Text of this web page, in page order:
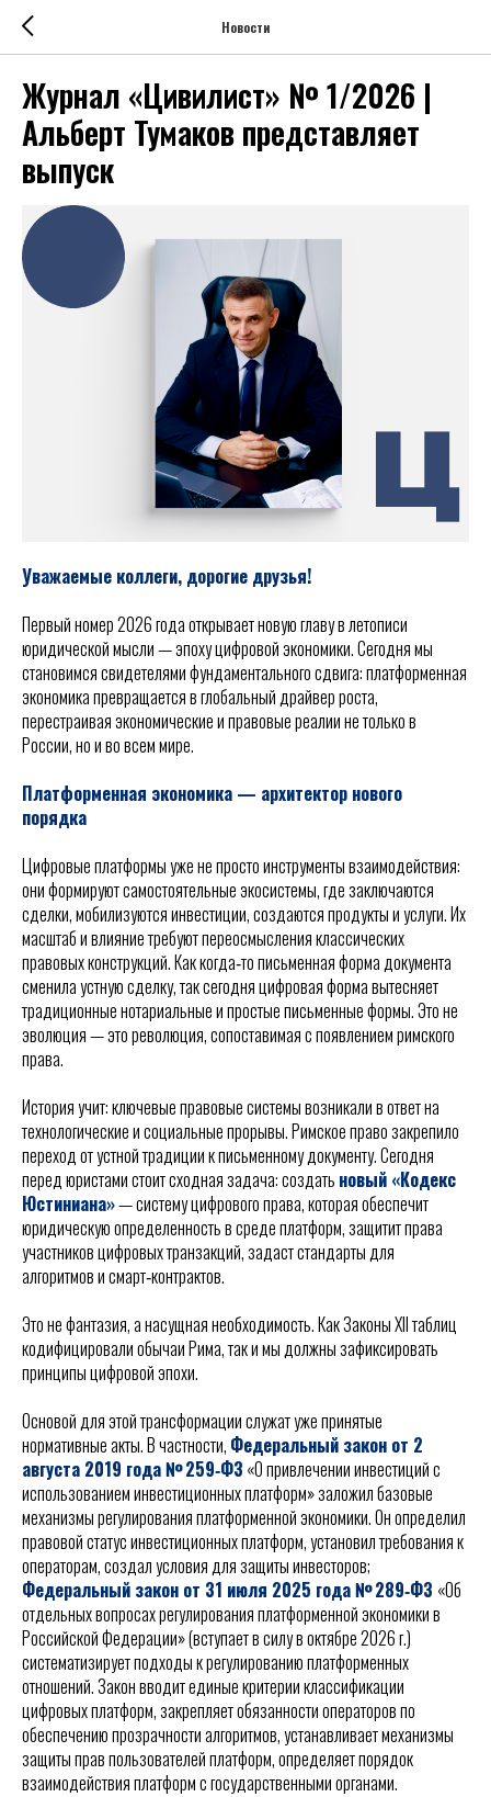
Новости
Журнал «Цивилист» № 1/2026 |
Альберт Тумаков представляет
выпуск
Уважаемые коллеги, дорогие друзья!
Первый номер 2026 года открывает новую главу в летописи
юридической мысли — эпоху цифровой экономики. Сегодня мы
становимся свидетелями фундаментального сдвига: платформенная
экономика превращается в глобальный драйвер роста,
перестраивая экономические и правовые реалии не только в
России, но и во всем мире.
Платформенная экономика — архитектор нового
порядка
Цифровые платформы уже не просто инструменты взаимодействия:
они формируют самостоятельные экосистемы, где заключаются
сделки, мобилизуются инвестиции, создаются продукты и услуги. Их
масштаб и влияние требуют переосмысления классических
правовых конструкций. Как когда‑то письменная форма документа
сменила устную сделку, так сегодня цифровая форма вытесняет
традиционные нотариальные и простые письменные формы. Это не
эволюция — это революция, сопоставимая с появлением римского
права.
История учит: ключевые правовые системы возникали в ответ на
технологические и социальные прорывы. Римское право закрепило
переход от устной традиции к письменному документу. Сегодня
перед юристами стоит сходная задача: создать новый «Кодекс
Юстиниана»— систему цифрового права, которая обеспечит
юридическую определенность в среде платформ, защитит права
участников цифровых транзакций, задаст стандарты для
алгоритмов и смарт‑контрактов.
Это не фантазия, а насущная необходимость. Как Законы XII таблиц
кодифицировали обычаи Рима, так и мы должны зафиксировать
принципы цифровой эпохи.
Основой для этой трансформации служат уже принятые
нормативные акты. В частности, Федеральный закон от 2
августа 2019 года № 259‑ФЗ «О привлечении инвестиций с
использованием инвестиционных платформ» заложил базовые
механизмы регулирования платформенной экономики. Он определил
правовой статус инвестиционных платформ, установил требования к
операторам, создал условия для защиты инвесторов;
Федеральный закон от 31 июля 2025 года № 289‑ФЗ «Об
отдельных вопросах регулирования платформенной экономики в
Российской Федерации» (вступает в силу в октябре 2026 г.)
систематизирует подходы к регулированию платформенных
отношений. Закон вводит единые критерии классификации
цифровых платформ, закрепляет обязанности операторов по
обеспечению прозрачности алгоритмов, устанавливает механизмы
защиты прав пользователей платформ, определяет порядок
взаимодействия платформ с государственными органами.